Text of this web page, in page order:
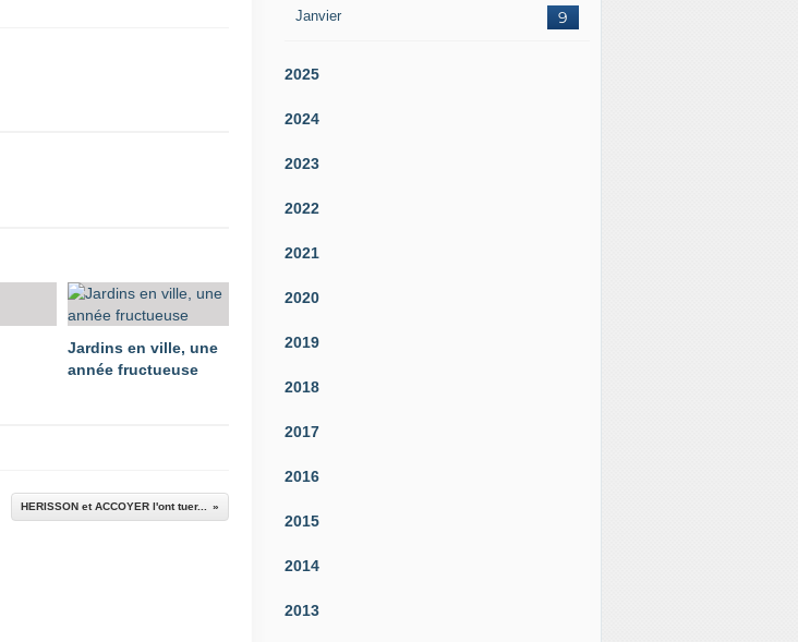
Jardins en ville, une
année fructueuse
HERISSON et ACCOYER l'ont tuer...
Janvier 9
2025
2024
2023
2022
2021
2020
2019
2018
2017
2016
2015
2014
2013